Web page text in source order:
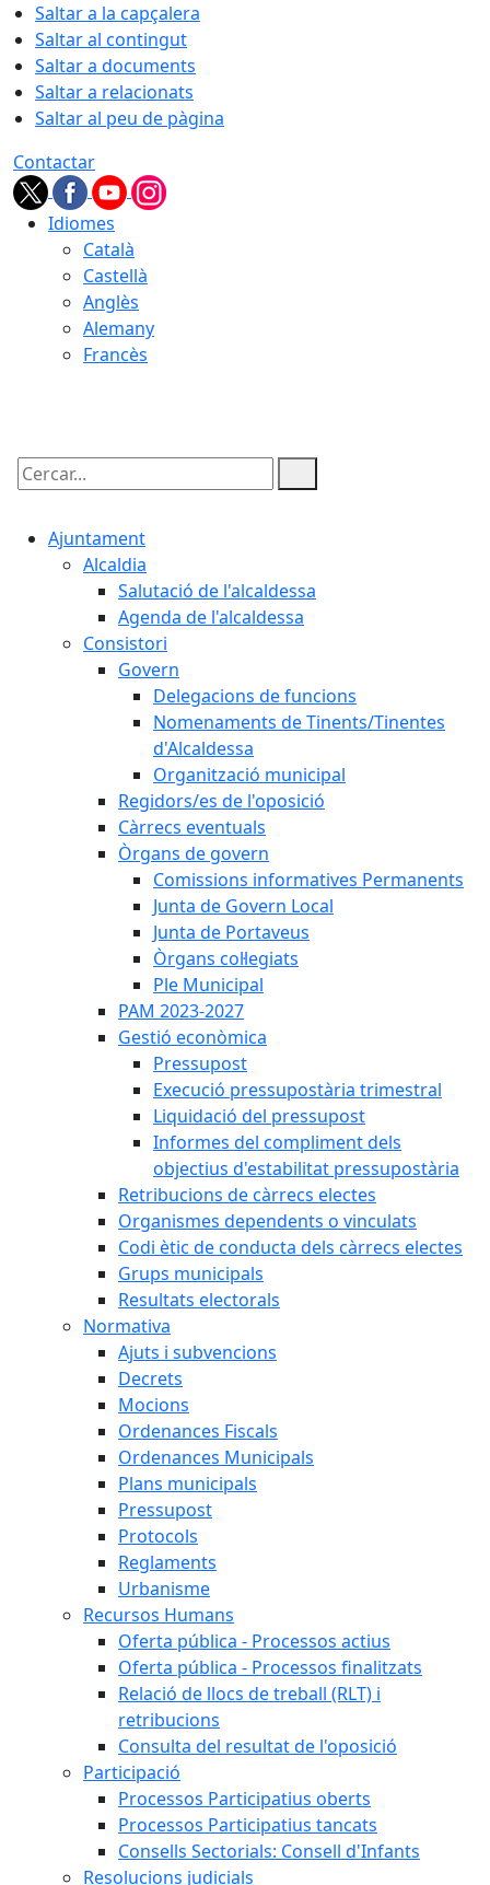
Saltar a la capçalera
Saltar al contingut
Saltar a documents
Saltar a relacionats
Saltar al peu de pàgina
Contactar
Idiomes
Català
Castellà
Anglès
Alemany
Francès
Cercar:
Ajuntament
Alcaldia
Salutació de l'alcaldessa
Agenda de l'alcaldessa
Consistori
Govern
Delegacions de funcions
Nomenaments de Tinents/Tinentes
d'Alcaldessa
Organització municipal
Regidors/es de l'oposició
Càrrecs eventuals
Òrgans de govern
Comissions informatives Permanents
Junta de Govern Local
Junta de Portaveus
Òrgans col·legiats
Ple Municipal
PAM 2023-2027
Gestió econòmica
Pressupost
Execució pressupostària trimestral
Liquidació del pressupost
Informes del compliment dels
objectius d'estabilitat pressupostària
Retribucions de càrrecs electes
Organismes dependents o vinculats
Codi ètic de conducta dels càrrecs electes
Grups municipals
Resultats electorals
Normativa
Ajuts i subvencions
Decrets
Mocions
Ordenances Fiscals
Ordenances Municipals
Plans municipals
Pressupost
Protocols
Reglaments
Urbanisme
Recursos Humans
Oferta pública - Processos actius
Oferta pública - Processos finalitzats
Relació de llocs de treball (RLT) i
retribucions
Consulta del resultat de l'oposició
Participació
Processos Participatius oberts
Processos Participatius tancats
Consells Sectorials: Consell d'Infants
Resolucions judicials